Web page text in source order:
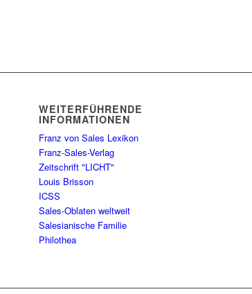
WEITERFÜHRENDE
INFORMATIONEN
Franz von Sales Lexikon
Franz-Sales-Verlag
Zeitschrift "LICHT"
Louis Brisson
ICSS
Sales-Oblaten weltweit
Salesianische Familie
Philothea